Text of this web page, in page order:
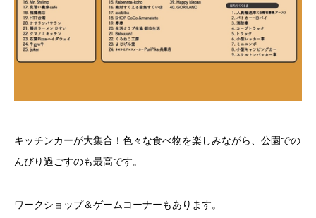
キッチンカーが大集合！色々な食べ物を楽しみながら、公園での
んびり過ごすのも最高です。
ワークショップ＆ゲームコーナーもあります。